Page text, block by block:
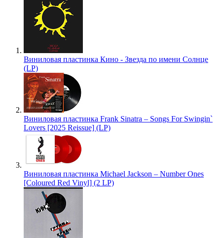
Виниловая пластинка Кино - Звезда по имени Солнце
(LP)
Виниловая пластинка Frank Sinatra – Songs For Swingin`
Lovers [2025 Reissue] (LP)
Виниловая пластинка Michael Jackson – Number Ones
[Coloured Red Vinyl] (2 LP)